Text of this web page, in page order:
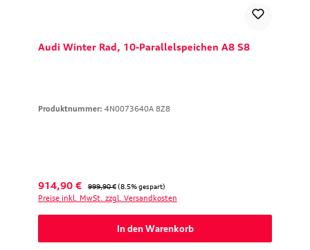
Audi Winter Rad, 10-Parallelspeichen A8 S8
Produktnummer: 4N0073640A 8Z8
Verkaufspreis:
914,90 € Regulärer Preis:
999,90 € (8.5% gespart)
Preise inkl. MwSt. zzgl. Versandkosten
In den Warenkorb